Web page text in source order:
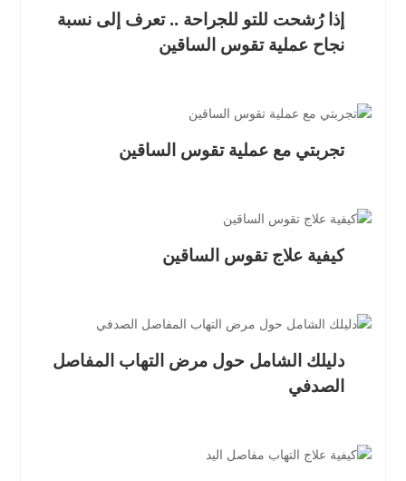
إذا رُشحت للتو للجراحة .. تعرف إلى نسبة
نجاح عملية تقوس الساقين
تجربتي مع عملية تقوس الساقين
كيفية علاج تقوس الساقين
دليلك الشامل حول مرض التهاب المفاصل
الصدفي